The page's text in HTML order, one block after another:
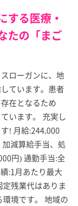
する医療・
たの「まご
ローガンに、地
ています。患者
在となるため
います。 充実し
! 月給:244,000
減算給手当、処
円) 通勤手当:全
:1月あたり最大
残業代はありま
境です。 地域の